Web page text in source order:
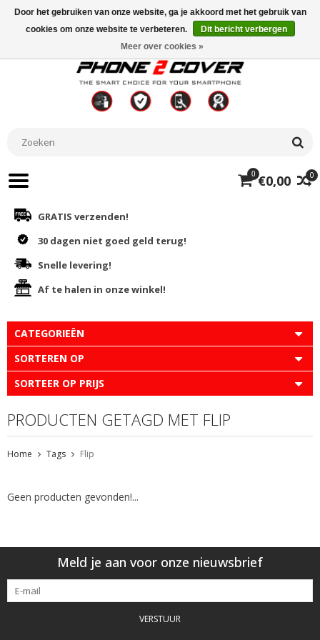
0
0 €0,00
GRATIS verzenden!
30 dagen niet goed geld terug!
Snelle levering!
Af te halen in onze winkel!
CATEGORIEËN
SORTEREN OP
SORTEER OP PRIJS
PRODUCTEN GETAGD MET FLIP
Home Tags Flip
Geen producten gevonden!...
Meld je aan voor onze nieuwsbrief
VERSTUUR
Door het gebruiken van onze website, ga je akkoord met het gebruik van
cookies om onze website te verbeteren.
Dit bericht verbergen
Meer over cookies »